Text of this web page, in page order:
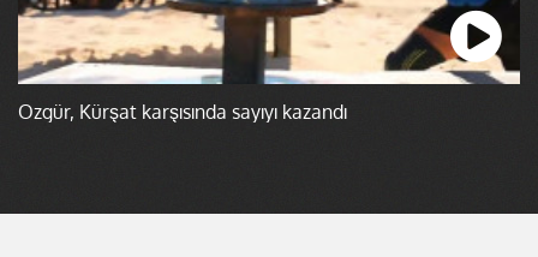
Özgür, Kürşat karşısında sayıyı kazandı